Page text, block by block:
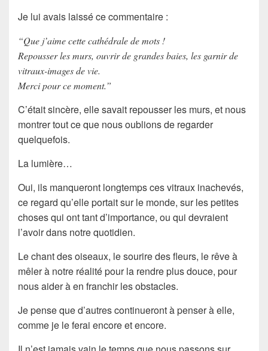
Je lui avais laissé ce commentaire :
“Que j’aime cette cathédrale de mots !
Repousser les murs, ouvrir de grandes baies, les garnir de
vitraux-images de vie.
Merci pour ce moment.”
C’était sincère, elle savait repousser les murs, et nous
montrer tout ce que nous oublions de regarder
quelquefois.
La lumière…
Oui, ils manqueront longtemps ces vitraux inachevés,
ce regard qu’elle portait sur le monde, sur les petites
choses qui ont tant d’importance, ou qui devraient
l’avoir dans notre quotidien.
Le chant des oiseaux, le sourire des fleurs, le rêve à
mêler à notre réalité pour la rendre plus douce, pour
nous aider à en franchir les obstacles.
Je pense que d’autres continueront à penser à elle,
comme je le ferai encore et encore.